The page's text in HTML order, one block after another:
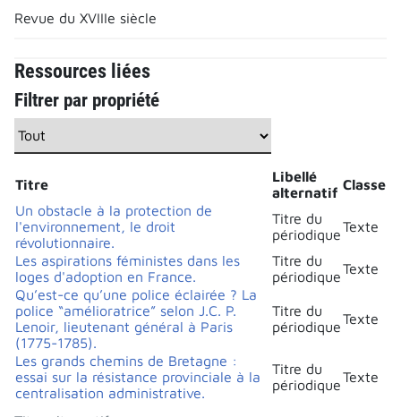
Revue du XVIIIe siècle
Ressources liées
Filtrer par propriété
Titre
Libellé
alternatif Classe
Un obstacle à la protection de
l'environnement, le droit
révolutionnaire.
Titre du
périodiqueTexte
Les aspirations féministes dans les
loges d'adoption en France.
Titre du
périodiqueTexte
Qu’est-ce qu’une police éclairée ? La
police “amélioratrice” selon J.C. P.
Lenoir, lieutenant général à Paris
(1775-1785).
Titre du
périodiqueTexte
Les grands chemins de Bretagne :
essai sur la résistance provinciale à la
centralisation administrative.
Titre du
périodiqueTexte